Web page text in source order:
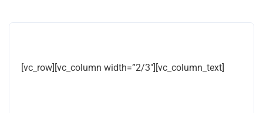
[vc_row][vc_column width=”2/3″][vc_column_text]